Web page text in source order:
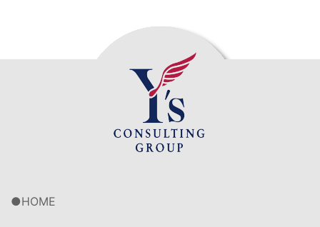
HOME